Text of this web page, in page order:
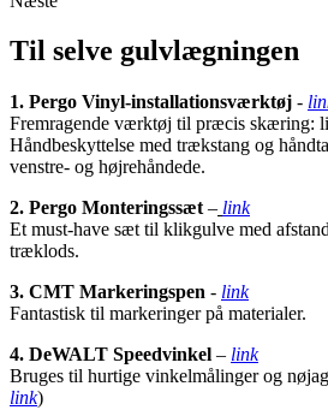
Til selve gulvlægningen
1. Pergo Vinyl-installationsværktøj -
Fremragende værktøj til præcis skæring:
Håndbeskyttelse med trækstang og
venstre- og højrehåndede.
2. Pergo Monteringssæt – link
Et must-have sæt til klikgulve med
træklods.
3. CMT Markeringspen - link
Fantastisk til markeringer på materialer.
4. DeWALT Speedvinkel – link
Bruges til hurtige vinkelmålinger og
link)